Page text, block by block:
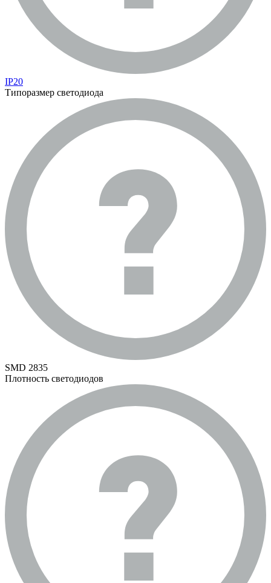
IP20
Типоразмер светодиода
SMD 2835
Плотность светодиодов